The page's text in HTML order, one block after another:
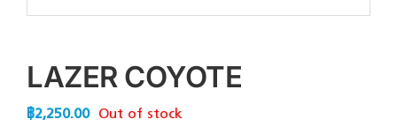
LAZER COYOTE
฿2,250.00 Out of stock